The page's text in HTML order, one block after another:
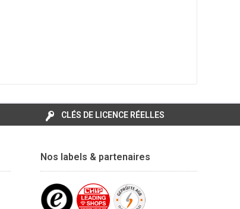
CLÉS DE LICENCE RÉELLES
Nos labels & partenaires